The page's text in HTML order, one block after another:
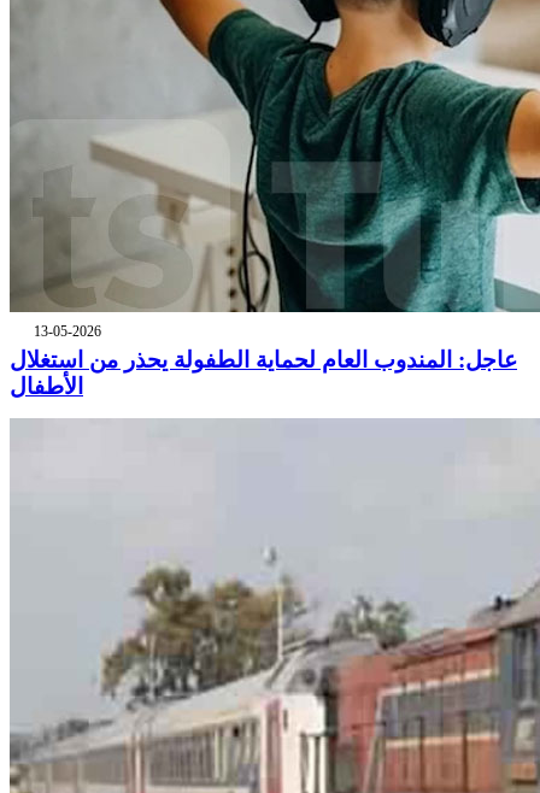
13-05-2026
عاجل: المندوب العام لحماية الطفولة يحذر من استغلال
الأطفال